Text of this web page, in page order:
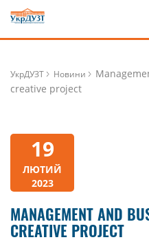
УкрДУЗТ Новини
creative project
19
ЛЮТИЙ
2023
MANAGEMENT AND
CREATIVE PROJECT